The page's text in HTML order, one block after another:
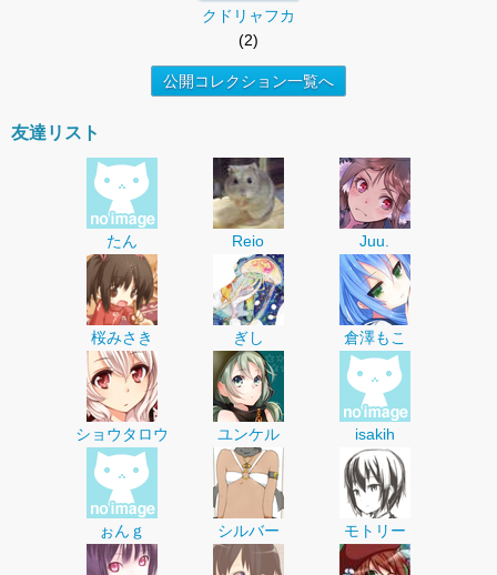
クドリャフカ
(2)
公開コレクション一覧へ
友達リスト
たん Reio Juu.
桜みさき ぎし 倉澤もこ
ショウタロウ ユンケル isakih
ぉんｇ シルバー モトリー